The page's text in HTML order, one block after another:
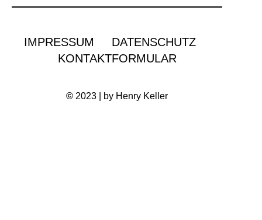
IMPRESSUM
DATENSCHUTZ
KONTAKTFORMULAR
© 2023 | by Henry Keller